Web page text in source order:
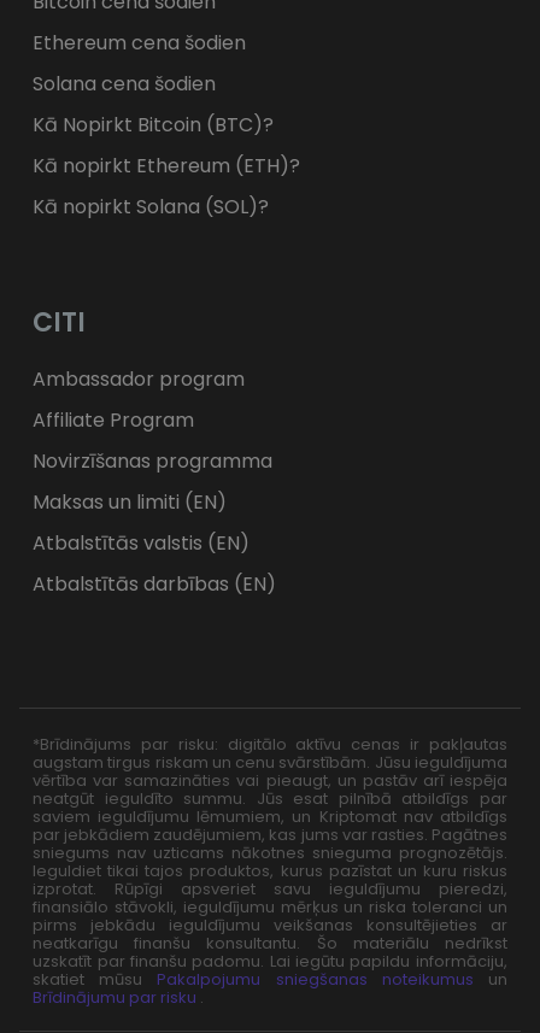
Ethereum cena šodien
Solana cena šodien
Kā Nopirkt Bitcoin (BTC)?
Kā nopirkt Ethereum (ETH)?
Kā nopirkt Solana (SOL)?
CITI
Ambassador program
Affiliate Program
Novirzīšanas programma
Maksas un limiti (EN)
Atbalstītās valstis (EN)
Atbalstītās darbības (EN)
*Brīdinājums par risku: digitālo aktīvu cenas ir pakļautas
augstam tirgus riskam un cenu svārstībām. Jūsu ieguldījuma
vērtība var samazināties vai pieaugt, un pastāv arī iespēja
neatgūt ieguldīto summu. Jūs esat pilnībā atbildīgs par
saviem ieguldījumu lēmumiem, un Kriptomat nav atbildīgs
par jebkādiem zaudējumiem, kas jums var rasties. Pagātnes
sniegums nav uzticams nākotnes snieguma prognozētājs.
Ieguldiet tikai tajos produktos, kurus pazīstat un kuru riskus
izprotat. Rūpīgi apsveriet savu ieguldījumu pieredzi,
finansiālo stāvokli, ieguldījumu mērķus un riska toleranci un
pirms jebkādu ieguldījumu veikšanas konsultējieties ar
neatkarīgu finanšu konsultantu. Šo materiālu nedrīkst
uzskatīt par finanšu padomu. Lai iegūtu papildu informāciju,
skatiet mūsu Pakalpojumu sniegšanas noteikumus un
Brīdinājumu par risku .